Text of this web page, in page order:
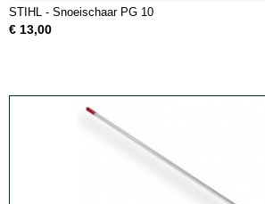
STIHL - Snoeischaar PG 10
€ 13,00